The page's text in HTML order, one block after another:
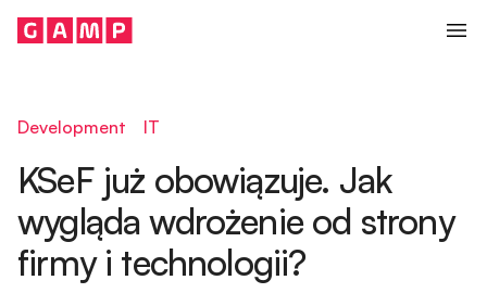
Outsourcing IT
Usługi Data Center
Development IT
KSeF już obowiązuje. Jak
wygląda wdrożenie od strony
firmy i technologii?